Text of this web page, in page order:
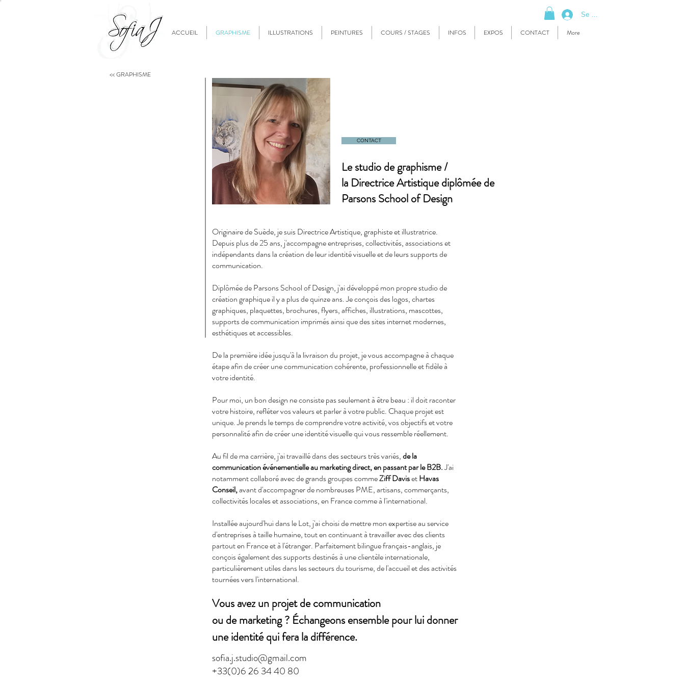
Se connecter
ACCUEIL GRAPHISME ILLUSTRATIONS PEINTURES COURS / STAGES INFOS EXPOS CONTACT More
<< GRAPHISME
CONTACT
Le studio de graphisme /
la Directrice Artistiquediplômée de
Parsons School of Design
Originaire de Suède, je suis Directrice Artistique, graphiste et illustratrice.
Depuis plus de 25 ans, j'accompagne entreprises, collectivités, associations et
indépendants dans la création de leur identité visuelle et de leurs supports de
communication.
Diplômée de Parsons School of Design, j'ai développé mon propre studio de
création graphique il y a plus de quinze ans. Je conçois des logos, chartes
graphiques, plaquettes, brochures, flyers, affiches, illustrations, mascottes,
supports de communication imprimés ainsi que des sites internet modernes,
esthétiques et accessibles.
De la première idée jusqu'à la livraison du projet, je vous accompagne à chaque
étape afin de créer une communication cohérente, professionnelle et fidèle à
votre identité.
Pour moi, un bon design ne consiste pas seulement à être beau : il doit raconter
votre histoire, refléter vos valeurs et parler à votre public. Chaque projet est
unique. Je prends le temps de comprendre votre activité, vos objectifs et votre
personnalité afin de créer une identité visuelle qui vous ressemble réellement.
Au fil de ma carrière, j'ai travaillé dans des secteurs très variés,de la
communication événementielle au marketing direct, en passant par le B2B.J'ai
notamment collaboré avec de grands groupes commeZiff DavisetHavas
Conseil,avant d'accompagner de nombreuses PME, artisans, commerçants,
collectivités locales et associations, en France comme à l'international.
Installée aujourd'hui dans le Lot, j'ai choisi de mettre mon expertise au service
d'entreprises à taille humaine, tout en continuant à travailler avec des clients
partout en France et à l'étranger. Parfaitement bilingue français-anglais, je
conçois également des supports destinés à une clientèle internationale,
particulièrement utiles dans les secteurs du tourisme, de l'accueil et des activités
tournées vers l'international.
Vous avez un projet de communication
ou de marketing ? Échangeons ensemble pour lui donner
une identité qui fera la différence.
sofia.j.studio@gmail.com
+33(0)6 26 34 40 80